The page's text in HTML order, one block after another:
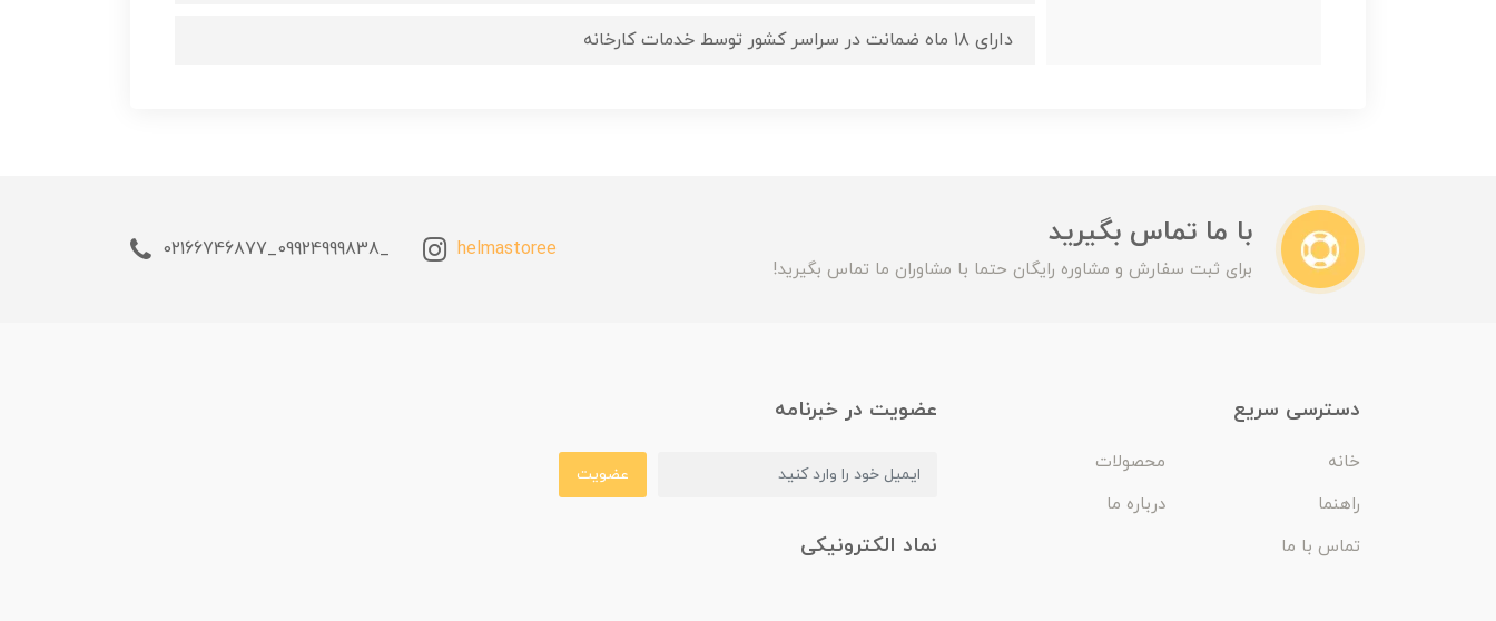
دارای ۱۸ ماه ضمانت در سراسر کشور توسط خدمات کارخانه
با ما تماس بگیرید
برای ثبت سفارش و مشاوره رایگان حتما با مشاوران ما تماس بگیرید!
helmastoree
_09924999838_02166746877
دسترسی سریع
خانه
محصولات
راهنما
درباره ما
تماس با ما
عضویت در خبرنامه
عضویت
نماد الکترونیکی